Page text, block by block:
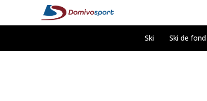
Ski Ski de fond